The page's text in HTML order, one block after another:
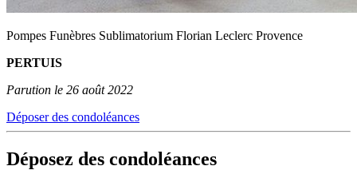
Pompes Funèbres Sublimatorium Florian Leclerc Provence
PERTUIS
Parution le 26 août 2022
Déposer des condoléances
Déposez des condoléances